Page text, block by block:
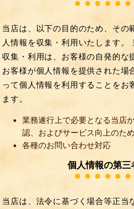
当店は、以下の目的のため、その
人情報を収集・利用いたします。
収集・利用は、お客様の自発的な
お客様が個人情報を提供された場
って個人情報を利用することをお
ます。
業務遂行上で必要となる当店
認、およびサービス向上のた
各種のお問い合わせ対応
個人情報の第三
当店は、法令に基づく場合等正当